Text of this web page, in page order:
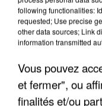
France.
following functionalities:
requested; Use precise
other data sources; Link
information transmitted
Vous pouvez
et fermer", ou
finalités et/ou